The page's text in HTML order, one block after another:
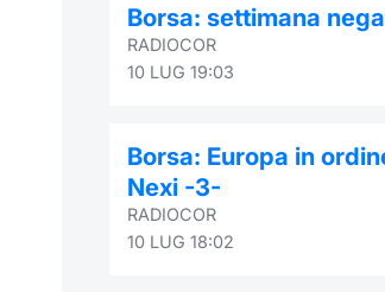
Borsa: settimana
RADIOCOR
10 LUG 19:03
Borsa: Europa in
Nexi -3-
RADIOCOR
10 LUG 18:02